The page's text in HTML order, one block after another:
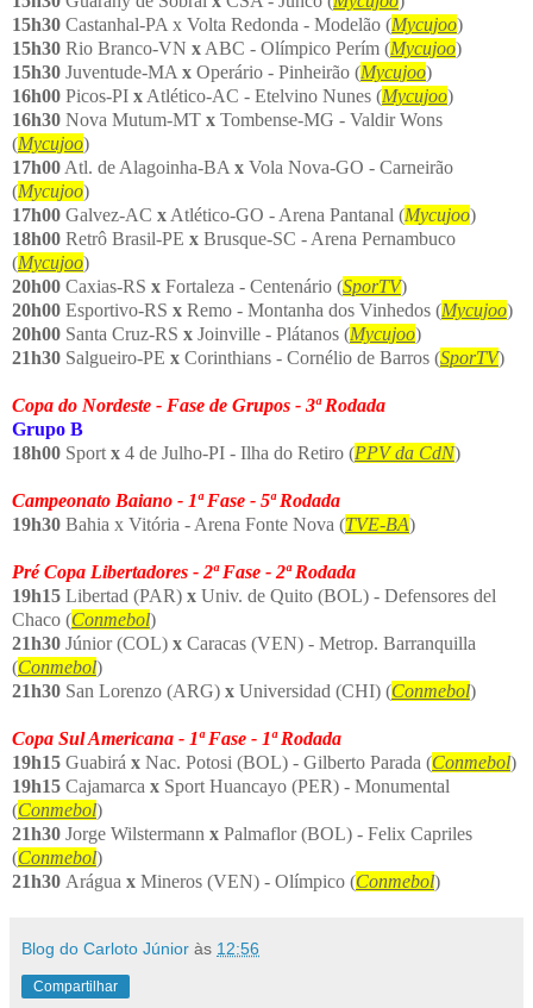
15h30 Castanhal-PA x Volta Redonda - Modelão (Mycujoo)
15h30 Rio Branco-VN xABC - Olímpico Perím (Mycujoo)
15h30 Juventude-MAx Operário - Pinheirão (Mycujoo)
16h00 Picos-PI xAtlético-AC - Etelvino Nunes (Mycujoo)
16h30 Nova Mutum-MT x Tombense-MG - Valdir Wons
(Mycujoo)
17h00Atl. de Alagoinha-BAx Vola Nova-GO - Carneirão
(Mycujoo)
17h00 Galvez-AC xAtlético-GO - Arena Pantanal (Mycujoo)
18h00 Retrô Brasil-PE x Brusque-SC - Arena Pernambuco
(Mycujoo)
20h00 Caxias-RS x Fortaleza - Centenário (SporTV)
20h00 Esportivo-RS x Remo - Montanha dos Vinhedos (Mycujoo)
20h00 Santa Cruz-RS x Joinville - Plátanos (Mycujoo)
21h30 Salgueiro-PE x Corinthians - Cornélio de Barros (SporTV)
Copa do Nordeste - Fase de Grupos - 3ª Rodada
Grupo B
18h00 Sportx 4 de Julho-PI - Ilha do Retiro (PPV da CdN)
Campeonato Baiano - 1ª Fase - 5ª Rodada
19h30 Bahia x Vitória - Arena Fonte Nova (TVE-BA)
Pré Copa Libertadores - 2ª Fase - 2ª Rodada
19h15 Libertad (PAR) x Univ. de Quito (BOL) - Defensores del
Chaco (Conmebol)
21h30 Júnior (COL) x Caracas (VEN) - Metrop. Barranquilla
(Conmebol)
21h30 San Lorenzo (ARG) x Universidad (CHI) (Conmebol)
Copa Sul Americana - 1ª Fase - 1ª Rodada
19h15 Guabirá x Nac. Potosi (BOL) - Gilberto Parada (Conmebol)
19h15 Cajamarca x Sport Huancayo (PER) - Monumental
(Conmebol)
21h30 Jorge Wilstermann x Palmaflor (BOL) - Felix Capriles
(Conmebol)
21h30 Arágua x Mineros (VEN) - Olímpico (Conmebol)
Blog do Carloto Júnior às 12:56
Compartilhar